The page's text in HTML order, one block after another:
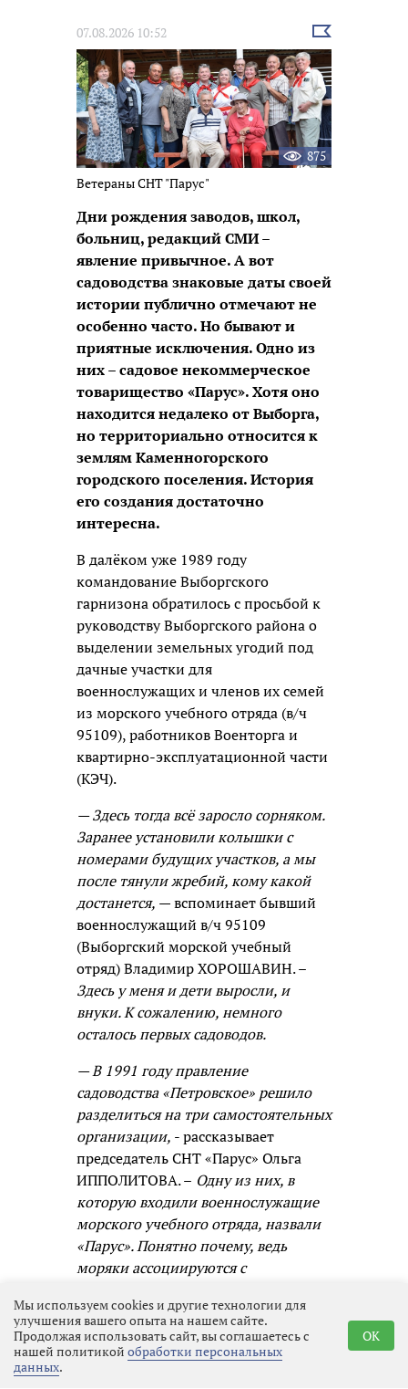
07.08.2026 10:52
Выбрать
новость
875
Ветераны СНТ "Парус"
Дни рождения заводов, школ,
больниц, редакций СМИ –
явление привычное. А вот
садоводства знаковые даты своей
истории публично отмечают не
особенно часто. Но бывают и
приятные исключения. Одно из
них – садовое некоммерческое
товарищество «Парус». Хотя оно
находится недалеко от Выборга,
но территориально относится к
землям Каменногорского
городского поселения. История
его создания достаточно
интересна.
В далёком уже 1989 году
командование Выборгского
гарнизона обратилось с просьбой к
руководству Выборгского района о
выделении земельных угодий под
дачные участки для
военнослужащих и членов их семей
из морского учебного отряда (в/ч
95109), работников Военторга и
квартирно-эксплуатационной части
(КЭЧ).
— Здесь тогда всё заросло сорняком.
Заранее установили колышки с
номерами будущих участков, а мы
после тянули жребий, кому какой
достанется, — вспоминает бывший
военнослужащий в/ч 95109
(Выборгский морской учебный
отряд) Владимир ХОРОШАВИН. –
Здесь у меня и дети выросли, и
внуки. К сожалению, немного
осталось первых садоводов.
— В 1991 году правление
садоводства «Петровское» решило
разделиться на три самостоятельных
организации, - рассказывает
председатель СНТ «Парус» Ольга
ИППОЛИТОВА. – Одну из них, в
которую входили военнослужащие
морского учебного отряда, назвали
«Парус». Понятно почему, ведь
моряки ассоциируются с
кораблями. Ветер наполняет паруса
и гонит корабль вперёд! В 1993 году
первые члены садоводства получили
Мы используем cookies и другие технологии для
улучшения вашего опыта на нашем сайте.
Продолжая использовать сайт, вы соглашаетесь с
нашей политикой обработки персональных
данных.
OK